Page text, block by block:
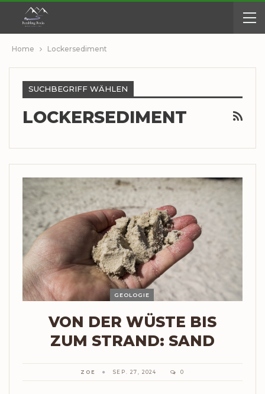
Home Lockersediment
SUCHBEGRIFF WÄHLEN
LOCKERSEDIMENT
GEOLOGIE
VON DER WÜSTE BIS
ZUM STRAND: SAND
ZOE SEP. 27, 2024 0